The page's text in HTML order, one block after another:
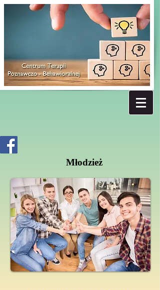
Młodzież